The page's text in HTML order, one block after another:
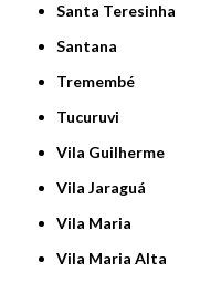
Santa Teresinha
Santana
Tremembé
Tucuruvi
Vila Guilherme
Vila Jaraguá
Vila Maria
Vila Maria Alta